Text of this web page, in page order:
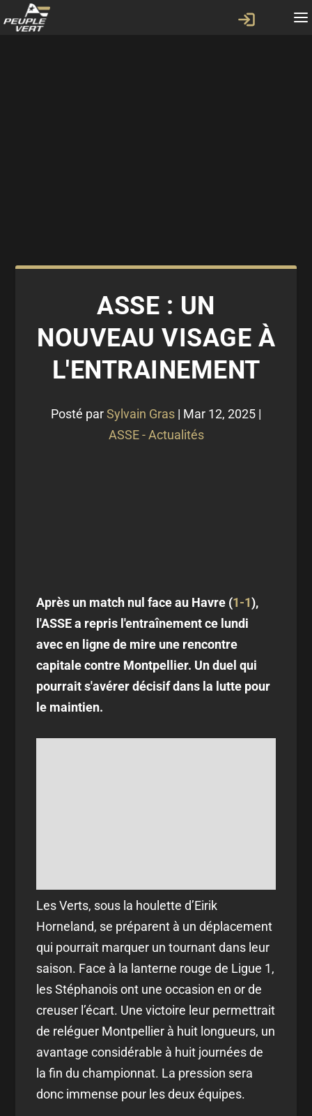
ASSE : UN
NOUVEAU VISAGE À
L'ENTRAINEMENT
Posté parSylvain Gras | Mar 12, 2025 |
ASSE - Actualités
Après un match nul face au Havre (1-1),
l'ASSE a repris l'entraînement ce lundi
avec en ligne de mire une rencontre
capitale contre Montpellier. Un duel qui
pourrait s'avérer décisif dans la lutte pour
le maintien.
Les Verts, sous la houlette d’Eirik
Horneland, se préparent à un déplacement
qui pourrait marquer un tournant dans leur
saison. Face à la lanterne rouge de Ligue 1,
les Stéphanois ont une occasion en or de
creuser l’écart. Une victoire leur permettrait
de reléguer Montpellier à huit longueurs, un
avantage considérable à huit journées de
la fin du championnat. La pression sera
donc immense pour les deux équipes.